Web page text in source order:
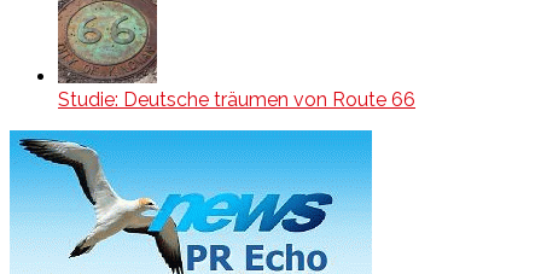
Studie: Deutsche träumen von Route 66